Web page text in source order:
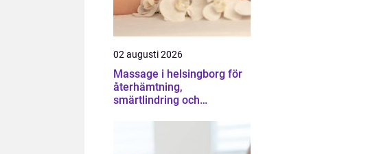
02 augusti 2026
Massage i helsingborg för
återhämtning,
smärtlindring och